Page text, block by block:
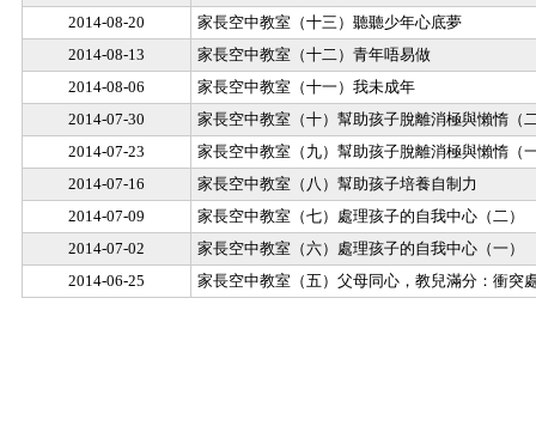
2014-08-20
家長空中教室（十三）聽聽少年心底夢
2014-08-13
家長空中教室（十二）青年唔易做
2014-08-06
家長空中教室（十一）我未成年
2014-07-30
家長空中教室（十）幫助孩子脫離消極與懶惰（
2014-07-23
家長空中教室（九）幫助孩子脫離消極與懶惰（
2014-07-16
家長空中教室（八）幫助孩子培養自制力
2014-07-09
家長空中教室（七）處理孩子的自我中心（二）
2014-07-02
家長空中教室（六）處理孩子的自我中心（一）
2014-06-25
家長空中教室（五）父母同心，教兒滿分：衝突